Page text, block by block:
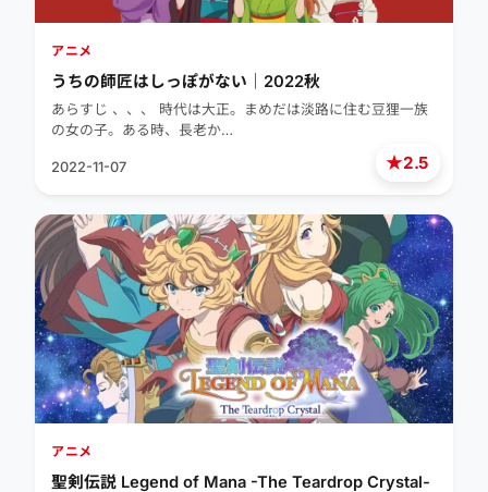
★2.5
アニメ
うちの師匠はしっぽがない｜2022秋
あらすじ 、、、 時代は大正。まめだは淡路に住む豆狸一族
の女の子。ある時、長老か…
2022-11-07
アニメ
聖剣伝説 Legend of Mana -The Teardrop Crystal-